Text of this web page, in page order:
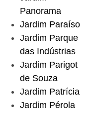
Panorama
Jardim Paraíso
Jardim Parque
das Indústrias
Jardim Parigot
de Souza
Jardim Patrícia
Jardim Pérola